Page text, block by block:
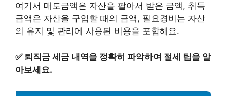
여기서 매도금액은 자산을 팔아서 받은 금액, 취득
금액은 자산을 구입할 때의 금액, 필요경비는 자산
의 유지 및 관리에 사용된 비용을 포함해요.
✅ 퇴직금 세금 내역을 정확히 파악하여 절세 팁을 알
아보세요.